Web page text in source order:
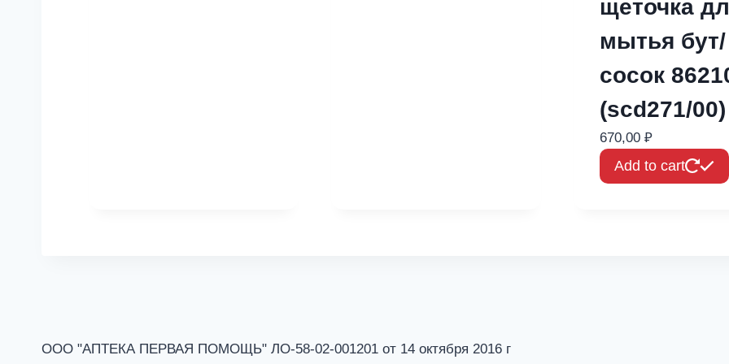
щеточка
мытья бут/
сосок
(scd271/00)
670,00 ₽
Add to cart
ООО "АПТЕКА ПЕРВАЯ ПОМОЩЬ" ЛО-58-02-001201 от 14 октября 2016 г